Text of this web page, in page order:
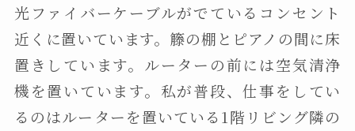
光ファイバーケーブルがでているコンセント
近くに置いています。籐の棚とピアノの間に床
置きしています。ルーターの前には空気清浄
機を置いています。私が普段、仕事をしてい
るのはルーターを置いている1階リビング隣の